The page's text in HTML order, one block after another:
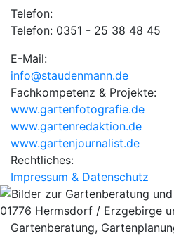
Telefon:
Telefon: 0351 - 25 38 48 45
E-Mail:
info@staudenmann.de
Fachkompetenz & Projekte:
www.gartenfotografie.de
www.gartenredaktion.de
www.gartenjournalist.de
Rechtliches:
Impressum & Datenschutz
Gartenberatung,